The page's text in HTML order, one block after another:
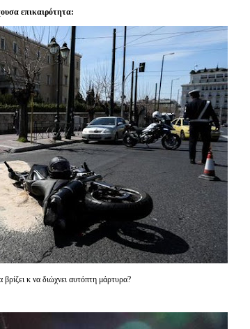
επικαιρότητα:
κ να διώχνει αυτόπτη μάρτυρα?